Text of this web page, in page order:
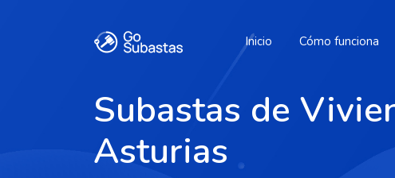
Inicio Cómo funciona
Subastas de
Asturias